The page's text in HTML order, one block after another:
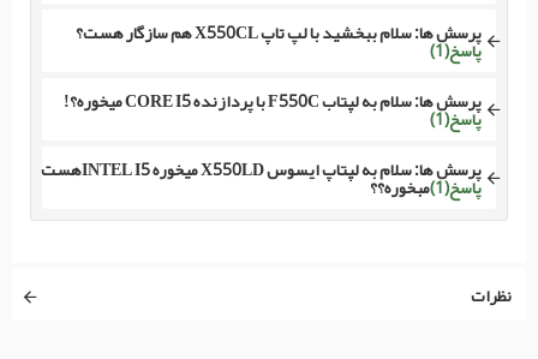
پرسش ها:
پاسخ(1)
پرسش ها:
پاسخ(1)
پرسش ها:
سلام به لپتاپ ایسوس X550LD میخوره INTEL I5هست
مبخوره؟؟ پاسخ(1)
نظرات